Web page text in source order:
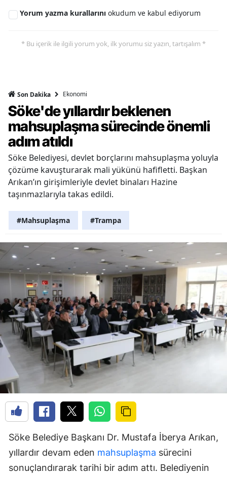
Yorum yazma kurallarını okudum ve kabul ediyorum
* Bu içerik ile ilgili yorum yok, ilk yorumu siz yazın, tartışalım *
Son Dakika Ekonomi
Söke'de yıllardır beklenen
mahsuplaşma sürecinde önemli
adım atıldı
Söke Belediyesi, devlet borçlarını mahsuplaşma yoluyla
çözüme kavuşturarak mali yükünü hafifletti. Başkan
Arıkan’ın girişimleriyle devlet binaları Hazine
taşınmazlarıyla takas edildi.
#Mahsuplaşma #Trampa
Söke Belediye Başkanı Dr. Mustafa İberya Arıkan,
yıllardır devam eden mahsuplaşma sürecini
sonuçlandırarak tarihi bir adım attı. Belediyenin